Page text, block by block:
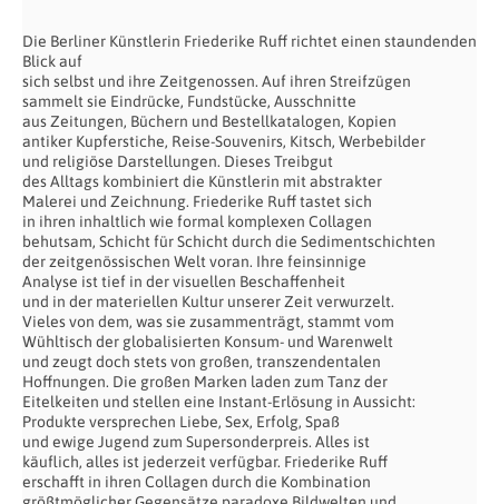
Die Berliner Künstlerin Friederike Ruff richtet einen staundenden
Blick auf
sich selbst und ihre Zeitgenossen. Auf ihren Streifzügen
sammelt sie Eindrücke, Fundstücke, Ausschnitte
aus Zeitungen, Büchern und Bestellkatalogen, Kopien
antiker Kupferstiche, Reise-Souvenirs, Kitsch, Werbebilder
und religiöse Darstellungen. Dieses Treibgut
des Alltags kombiniert die Künstlerin mit abstrakter
Malerei und Zeichnung. Friederike Ruff tastet sich
in ihren inhaltlich wie formal komplexen Collagen
behutsam, Schicht für Schicht durch die Sedimentschichten
der zeitgenössischen Welt voran. Ihre feinsinnige
Analyse ist tief in der visuellen Beschaffenheit
und in der materiellen Kultur unserer Zeit verwurzelt.
Vieles von dem, was sie zusammenträgt, stammt vom
Wühltisch der globalisierten Konsum- und Warenwelt
und zeugt doch stets von großen, transzendentalen
Hoffnungen. Die großen Marken laden zum Tanz der
Eitelkeiten und stellen eine Instant-Erlösung in Aussicht:
Produkte versprechen Liebe, Sex, Erfolg, Spaß
und ewige Jugend zum Supersonderpreis. Alles ist
käuflich, alles ist jederzeit verfügbar. Friederike Ruff
erschafft in ihren Collagen durch die Kombination